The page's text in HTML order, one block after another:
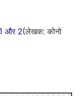
और 2(लेखक: कोनो